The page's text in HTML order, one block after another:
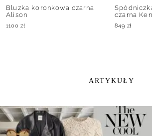
Bluzka koronkowa czarna
Alison
1100zł
czarna
849 zł
ARTYKUŁY